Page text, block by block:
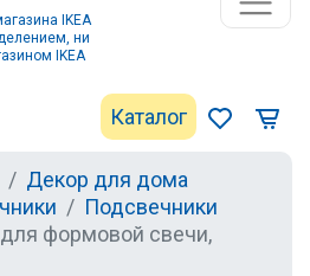
IKEA
ни
IKEA
Каталог
Декор для дома
Подсвечники
формовой свечи,